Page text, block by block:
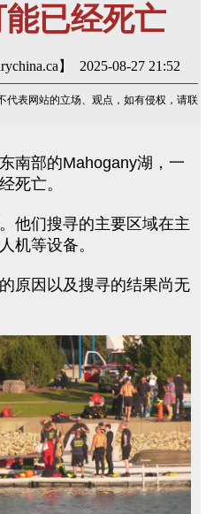
已经死亡
】 2025-08-27 21:52
代表网站的立场、观点，如有侵权，请联
南部的Mahogany湖，一
死亡。
他们搜寻的主要区域在主
机等设备。
原因以及搜寻的结果尚无